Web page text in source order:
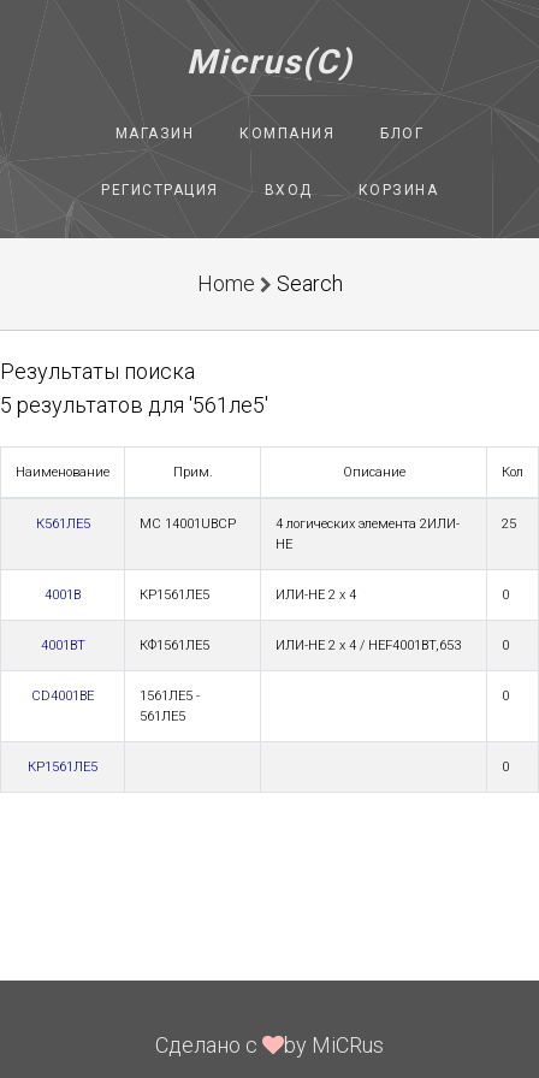
Micrus(C)
МАГАЗИН КОМПАНИЯ БЛОГ
РЕГИСТРАЦИЯ ВХОД КОРЗИНА
Home Search
Результаты поиска
5 результатов для '561ле5'
Наименование Прим. Описание Кол
К561ЛЕ5 MC 14001UBCP
4 логических элемента 2ИЛИ-
НЕ
25
4001B КР1561ЛЕ5 ИЛИ-НЕ 2 х 4 0
4001BT КФ1561ЛЕ5 ИЛИ-НЕ 2 х 4 / HEF4001BT,653 0
CD4001BE
1561ЛЕ5 -
561ЛЕ5
0
КР1561ЛЕ5 0
Сделано с by MiCRus